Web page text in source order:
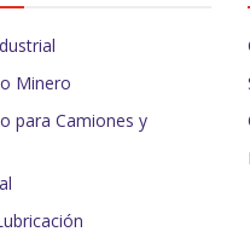
Minero
para Camiones y